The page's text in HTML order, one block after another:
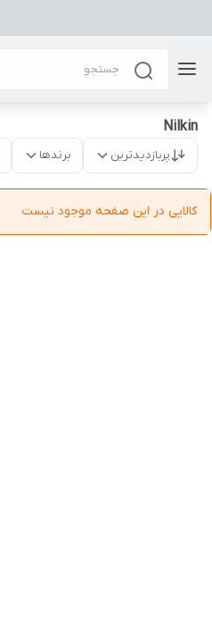
Nilkin
پربازدیدترین برندها
کالایی در این صفحه موجود نیست